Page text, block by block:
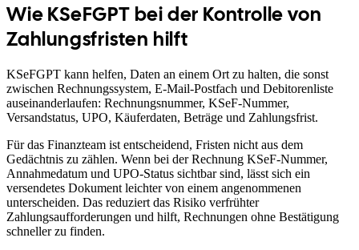
Wie KSeFGPT bei der Kontrolle von
Zahlungsfristen hilft
KSeFGPT kann helfen, Daten an einem Ort zu halten, die sonst
zwischen Rechnungssystem, E-Mail-Postfach und Debitorenliste
auseinanderlaufen: Rechnungsnummer, KSeF-Nummer,
Versandstatus, UPO, Käuferdaten, Beträge und Zahlungsfrist.
Für das Finanzteam ist entscheidend, Fristen nicht aus dem
Gedächtnis zu zählen. Wenn bei der Rechnung KSeF-Nummer,
Annahmedatum und UPO-Status sichtbar sind, lässt sich ein
versendetes Dokument leichter von einem angenommenen
unterscheiden. Das reduziert das Risiko verfrühter
Zahlungsaufforderungen und hilft, Rechnungen ohne Bestätigung
schneller zu finden.